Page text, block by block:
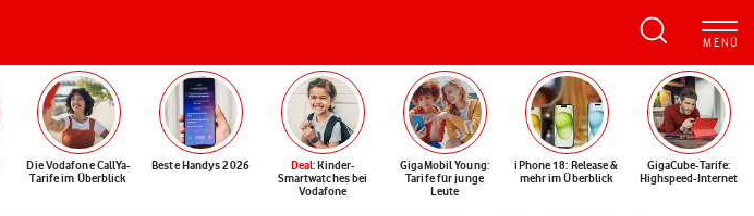
Die Vodafone CallYa-
Tarife im Überblick
Beste Handys 2026 Deal: Kinder-
Smartwatches bei
Vodafone
GigaMobil Young:
Tarife für junge
Leute
iPhone 18: Release &
mehr im Überblick
GigaCube-Tarife:
Highspeed-Internet